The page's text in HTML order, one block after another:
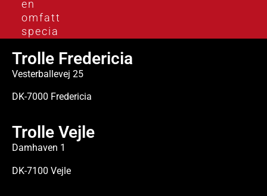
en
omfattende
specialviden.
Trolle Fredericia
Vesterballevej 25
DK-7000 Fredericia
Trolle Vejle
Damhaven 1
DK-7100 Vejle